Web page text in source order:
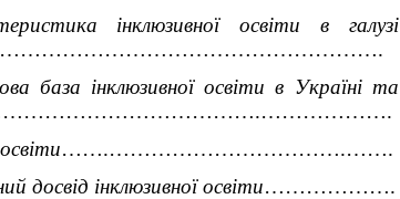
інклюзивної освіти в галузі
база інклюзивної освіти в Україні та
…….…………………………….…….
досвід інклюзивної освіти……………….